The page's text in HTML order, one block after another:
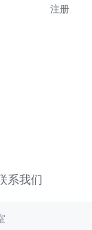
注册
系我们